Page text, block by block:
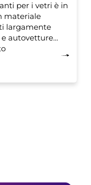
per i vetri è in
materiale
largamente
autovetture